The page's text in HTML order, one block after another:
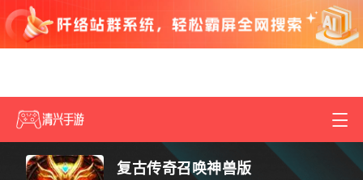
复古传奇召唤神兽版